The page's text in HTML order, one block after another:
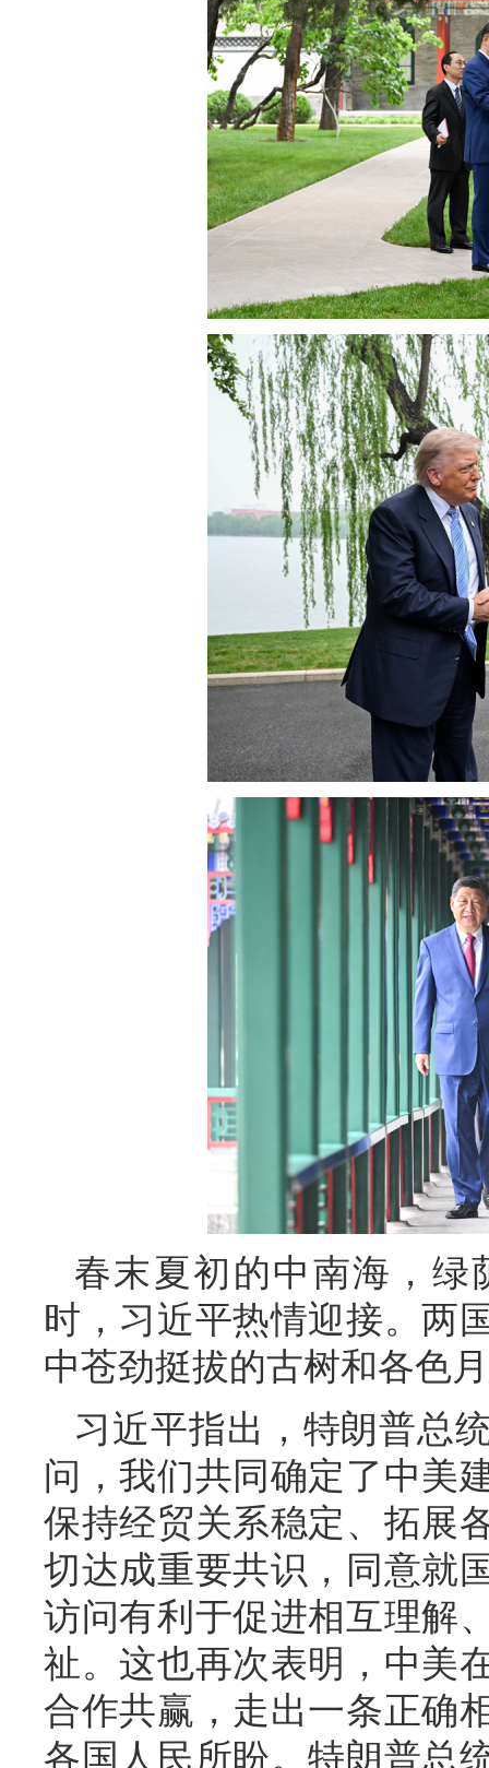
春末夏初的中南海，绿
时，习近平热情迎接。两
中苍劲挺拔的古树和各色
习近平指出，特朗普总
问，我们共同确定了中美
保持经贸关系稳定、拓展
切达成重要共识，同意就
访问有利于促进相互理解
祉。这也再次表明，中美
合作共赢，走出一条正确
各国人民所盼。特朗普总